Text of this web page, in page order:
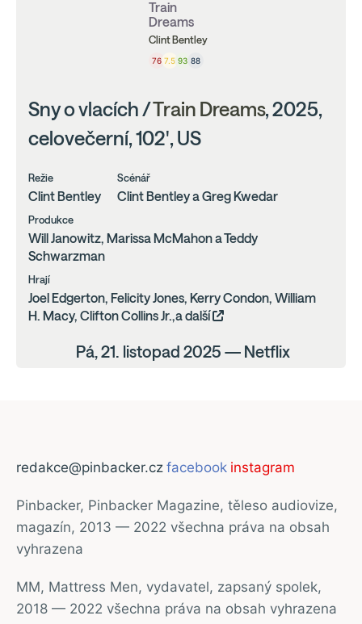
Train
Dreams
Clint Bentley
76 7.5 93 88
Sny o vlacích /Train Dreams, 2025,
celovečerní, 102', US
Režie
Clint Bentley
Scénář
Clint Bentley a Greg Kwedar
Produkce
Will Janowitz, Marissa McMahon a Teddy
Schwarzman
Hrají
Joel Edgerton, Felicity Jones, Kerry Condon, William
H. Macy, Clifton Collins Jr.,a další
Pá, 21. listopad 2025 — Netflix
redakce@pinbacker.cz facebook instagram
Pinbacker, Pinbacker Magazine, těleso audiovize,
magazín, 2013 — 2022 všechna práva na obsah
vyhrazena
MM, Mattress Men, vydavatel, zapsaný spolek,
2018 — 2022 všechna práva na obsah vyhrazena